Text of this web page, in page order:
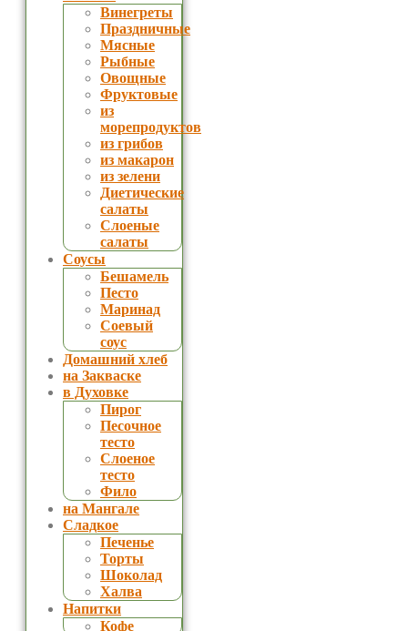
Винегреты
Праздничные
Мясные
Рыбные
Овощные
Фруктовые
из
морепродуктов
из грибов
из макарон
из зелени
Диетические
салаты
Слоеные
салаты
Соусы
Бешамель
Песто
Маринад
Соевый
соус
Домашний хлеб
на Закваске
в Духовке
Пирог
Песочное
тесто
Слоеное
тесто
Фило
на Мангале
Сладкое
Печенье
Торты
Шоколад
Халва
Напитки
Кофе